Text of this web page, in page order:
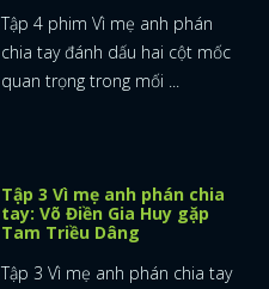
Tập 4 phim Vì mẹ anh phán
chia tay đánh dấu hai cột mốc
quan trọng trong mối ...
Tập 3 Vì mẹ anh phán chia
tay: Võ Điền Gia Huy gặp
Tam Triều Dâng
Tập 3 Vì mẹ anh phán chia tay